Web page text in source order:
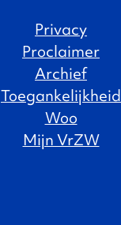
Privacy
Proclaimer
Archief
Toegankelijkheid
Woo
Mijn VrZW